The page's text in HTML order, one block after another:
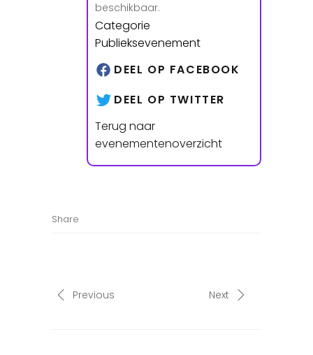
beschikbaar.
Categorie
Publieksevenement
DEEL OP FACEBOOK
DEEL OP TWITTER
Terug naar
evenementenoverzicht
Share
Previous Next